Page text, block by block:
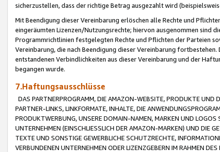
sicherzustellen, dass der richtige Betrag ausgezahlt wird
Mit Beendigung dieser Vereinbarung erlöschen alle Rechte und
eingeräumten Lizenzen/Nutzungsrechte; hiervon ausgenommen sind
Programmrichtlinien festgelegten Rechte und Pflichten der Parteien
Vereinbarung, die nach Beendigung dieser Vereinbarung
entstandenen Verbindlichkeiten aus dieser Vereinbarung und der
begangen wurde.
7.Haftungsausschlüsse
DAS PARTNERPROGRAMM, DIE AMAZON-WEBSITE, PRODUKTE UND
PARTNER-LINKS, LINKFORMATE, INHALTE, DIE
PRODUKTWERBUNG, UNSERE DOMAIN-NAMEN, MARKEN UND
UNTERNEHMEN (EINSCHLIESSLICH DER AMAZON-MARKEN) UND DIE
TEXTE UND SONSTIGE GEWERBLICHE SCHUTZRECHTE,
VERBUNDENEN UNTERNEHMEN ODER LIZENZGEBERN IM RAHMEN